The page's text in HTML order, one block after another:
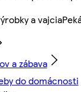
a vajcia
a zábava
do domácnosti